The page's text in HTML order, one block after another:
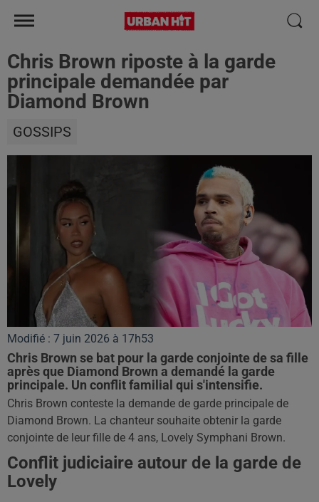
Chris Brown riposte à la garde
principale demandée par
Diamond Brown
GOSSIPS
Modifié : 7 juin 2026 à 17h53
Chris Brown se bat pour la garde conjointe de sa fille
après que Diamond Brown a demandé la garde
principale. Un conflit familial qui s'intensifie.
Chris Brown conteste la demande de garde principale de
Diamond Brown. La chanteur souhaite obtenir la garde
conjointe de leur fille de 4 ans, Lovely Symphani Brown.
Conflit judiciaire autour de la garde de
Lovely